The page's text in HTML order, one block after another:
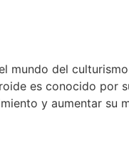
mundo del
es conocido
y aumentar su